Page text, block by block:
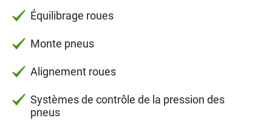
Équilibrage roues
Monte pneus
Alignement roues
Systèmes de contrôle de la pression des
pneus